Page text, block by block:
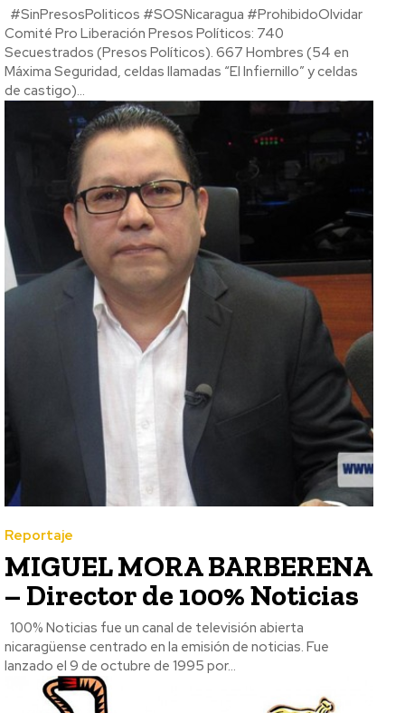
Comité Pro Liberación Presos Políticos: 740
Secuestrados (Presos Políticos). 667 Hombres (54 en
Máxima Seguridad, celdas llamadas “El Infiernillo” y celdas
de castigo)...
Reportaje
MIGUEL MORA BARBERENA
– Director de 100% Noticias
nicaragüense centrado en la emisión de noticias. Fue
lanzado el 9 de octubre de 1995 por...